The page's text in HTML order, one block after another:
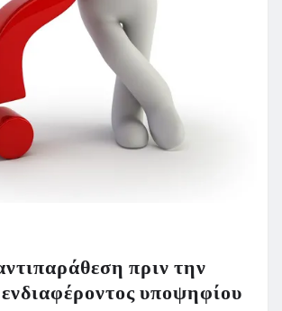
πριν την
υποψηφίου